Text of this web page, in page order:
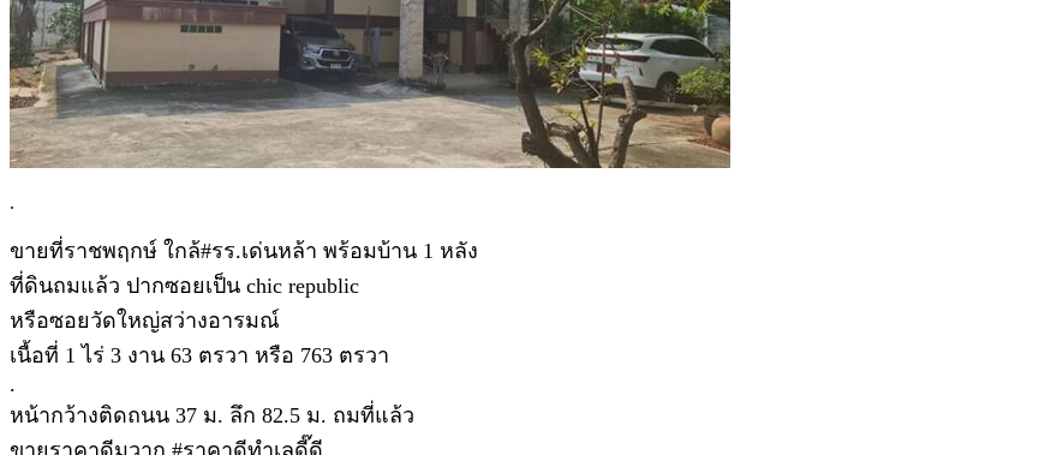
.
ขายที่ราชพฤกษ์ ใกล้#รร.เด่นหล้า พร้อมบ้าน 1 หลัง
ที่ดินถมแล้ว ปากซอยเป็น chic republic
หรือซอยวัดใหญ่สว่างอารมณ์
เนื้อที่ 1 ไร่ 3 งาน 63 ตรวา หรือ 763 ตรวา
.
หน้ากว้างติดถนน 37 ม. ลึก 82.5 ม. ถมที่แล้ว
ขายราคาดีมวาก #ราคาดีทำเลดี๊ดี